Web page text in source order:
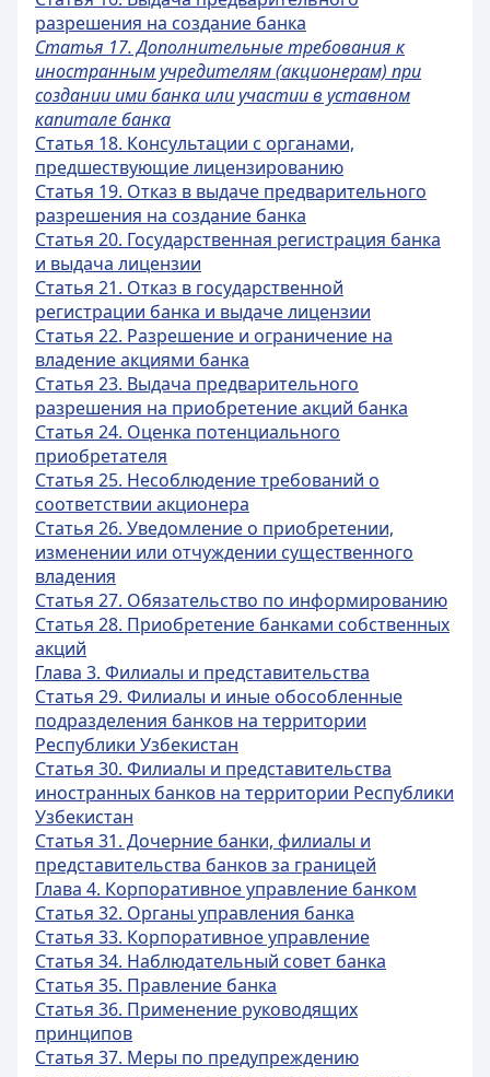
разрешения на создание банка
Статья 17. Дополнительные требования к
иностранным учредителям (акционерам) при
создании ими банка или участии в уставном
капитале банка
Статья 18. Консультации с органами,
предшествующие лицензированию
Статья 19. Отказ в выдаче предварительного
разрешения на создание банка
Статья 20. Государственная регистрация банка
и выдача лицензии
Статья 21. Отказ в государственной
регистрации банка и выдаче лицензии
Статья 22. Разрешение и ограничение на
владение акциями банка
Статья 23. Выдача предварительного
разрешения на приобретение акций банка
Статья 24. Оценка потенциального
приобретателя
Статья 25. Несоблюдение требований о
соответствии акционера
Статья 26. Уведомление о приобретении,
изменении или отчуждении существенного
владения
Статья 27. Обязательство по информированию
Статья 28. Приобретение банками собственных
акций
Глава 3. Филиалы и представительства
Статья 29. Филиалы и иные обособленные
подразделения банков на территории
Республики Узбекистан
Статья 30. Филиалы и представительства
иностранных банков на территории Республики
Узбекистан
Статья 31. Дочерние банки, филиалы и
представительства банков за границей
Глава 4. Корпоративное управление банком
Статья 32. Органы управления банка
Статья 33. Корпоративное управление
Статья 34. Наблюдательный совет банка
Статья 35. Правление банка
Статья 36. Применение руководящих
принципов
Статья 37. Меры по предупреждению